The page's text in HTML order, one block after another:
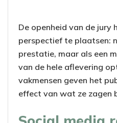
De openheid van de jury
perspectief te plaatsen:
prestatie, maar als een
van de hele aflevering
vakmensen geven het
effect van wat ze zagen